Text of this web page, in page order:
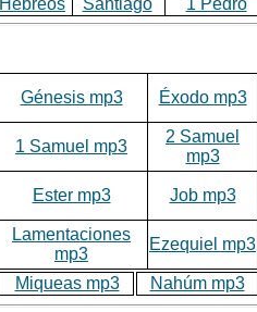
Génesis mp3 Éxodo mp3
1 Samuel mp3
2 Samuel
mp3
Ester mp3 Job mp3
Lamentaciones
mp3
Ezequiel mp3
Miqueas mp3 Nahúm mp3